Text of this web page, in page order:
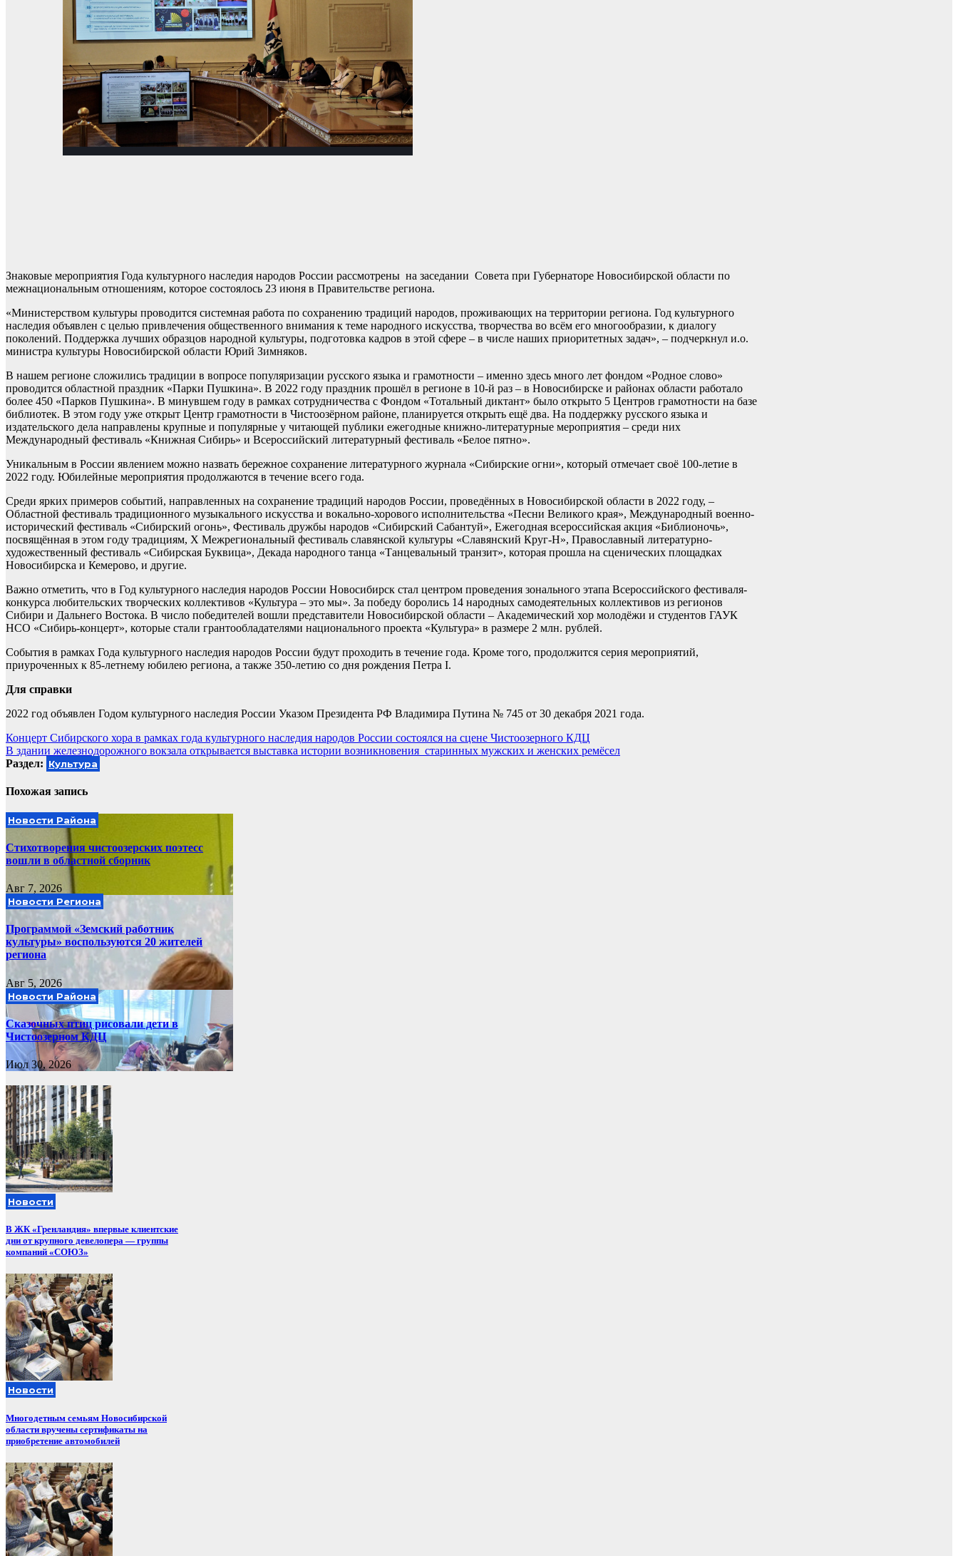
Знаковые мероприятия Года культурного наследия народов России рассмотрены на заседании Совета при Губернаторе Новосибирской области по
межнациональным отношениям, которое состоялось 23 июня в Правительстве региона.
«Министерством культуры проводится системная работа по сохранению традиций народов, проживающих на территории региона. Год культурного
наследия объявлен с целью привлечения общественного внимания к теме народного искусства, творчества во всём его многообразии, к диалогу
поколений. Поддержка лучших образцов народной культуры, подготовка кадров в этой сфере – в числе наших приоритетных задач», – подчеркнул и.о.
министра культуры Новосибирской области Юрий Зимняков.
В нашем регионе сложились традиции в вопросе популяризации русского языка и грамотности – именно здесь много лет фондом «Родное слово»
проводится областной праздник «Парки Пушкина». В 2022 году праздник прошёл в регионе в 10-й раз – в Новосибирске и районах области работало
более 450 «Парков Пушкина». В минувшем году в рамках сотрудничества с Фондом «Тотальный диктант» было открыто 5 Центров грамотности на базе
библиотек. В этом году уже открыт Центр грамотности в Чистоозёрном районе, планируется открыть ещё два. На поддержку русского языка и
издательского дела направлены крупные и популярные у читающей публики ежегодные книжно-литературные мероприятия – среди них
Международный фестиваль «Книжная Сибирь» и Всероссийский литературный фестиваль «Белое пятно».
Уникальным в России явлением можно назвать бережное сохранение литературного журнала «Сибирские огни», который отмечает своё 100-летие в
2022 году. Юбилейные мероприятия продолжаются в течение всего года.
Среди ярких примеров событий, направленных на сохранение традиций народов России, проведённых в Новосибирской области в 2022 году, –
Областной фестиваль традиционного музыкального искусства и вокально-хорового исполнительства «Песни Великого края», Международный военно-
исторический фестиваль «Сибирский огонь», Фестиваль дружбы народов «Сибирский Сабантуй», Ежегодная всероссийская акция «Библионочь»,
посвящённая в этом году традициям, X Межрегиональный фестиваль славянской культуры «Славянский Круг-Н», Православный литературно-
художественный фестиваль «Сибирская Буквица», Декада народного танца «Танцевальный транзит», которая прошла на сценических площадках
Новосибирска и Кемерово, и другие.
Важно отметить, что в Год культурного наследия народов России Новосибирск стал центром проведения зонального этапа Всероссийского фестиваля-
конкурса любительских творческих коллективов «Культура – это мы». За победу боролись 14 народных самодеятельных коллективов из регионов
Сибири и Дальнего Востока. В число победителей вошли представители Новосибирской области – Академический хор молодёжи и студентов ГАУК
НСО «Сибирь-концерт», которые стали грантообладателями национального проекта «Культура» в размере 2 млн. рублей.
События в рамках Года культурного наследия народов России будут проходить в течение года. Кроме того, продолжится серия мероприятий,
приуроченных к 85-летнему юбилею региона, а также 350-летию со дня рождения Петра I.
Для справки
2022 год объявлен Годом культурного наследия России Указом Президента РФ Владимира Путина № 745 от 30 декабря 2021 года.
Навигация
по
Концерт Сибирского хора в рамках года культурного наследия народов России состоялся на сцене Чистоозерного КДЦ
В здании железнодорожного вокзала открывается выставка истории возникновения старинных мужских и женских ремёсел
Раздел: Культура
Похожая запись
Новости Района
Стихотворения чистоозерских поэтесс
вошли в областной сборник
Авг 7, 2026
Новости Региона
Программой «Земский работник
культуры» воспользуются 20 жителей
региона
Авг 5, 2026
Новости Района
Сказочных птиц рисовали дети в
Чистоозерном КДЦ
Июл 30, 2026
Новости
В ЖК «Гренландия» впервые клиентские
дни от крупного девелопера — группы
компаний «СОЮЗ»
Новости
Многодетным семьям Новосибирской
области вручены сертификаты на
приобретение автомобилей